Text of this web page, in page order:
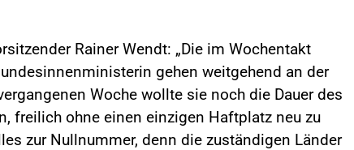
Rainer Wendt: „Die im Wochentakt
gehen weitgehend an der
Woche wollte sie noch die Dauer des
freilich ohne einen einzigen Haftplatz neu zu
zur Nullnummer, denn die zuständigen Länder